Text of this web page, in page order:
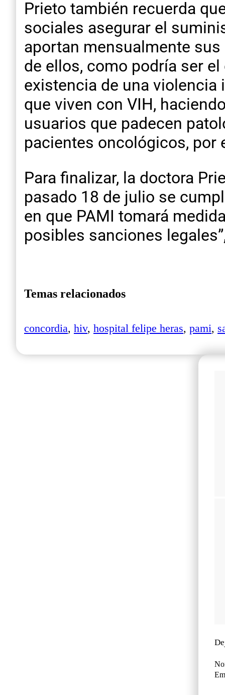
Prieto también recuerda
sociales asegurar el
aportan mensualmente
de ellos, como podría ser
existencia de una
que viven con VIH,
usuarios que padecen
pacientes oncológicos, por
Para finalizar, la doctora
pasado 18 de julio se
en que PAMI tomará
posibles sanciones
Temas relacionados
concordia, hiv, hospital felipe heras, pami,